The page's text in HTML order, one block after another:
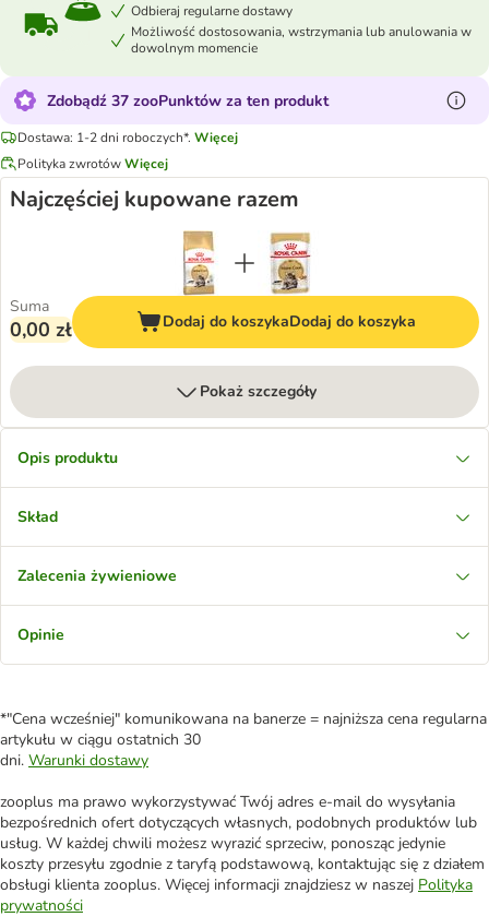
Odbieraj regularne dostawy
Możliwość dostosowania, wstrzymania lub anulowania w
dowolnym momencie
Zdobądź 37 zooPunktów za ten produkt
Dostawa: 1-2 dni roboczych*. Więcej
Polityka zwrotówWięcej
Najczęściej kupowane razem
Suma
0,00 zł Dodaj do koszykaDodaj do koszyka
Pokaż szczegóły
Opis produktu
Skład
Zalecenia żywieniowe
Opinie
*"Cena wcześniej" komunikowana na banerze = najniższa cena regularna
artykułu w ciągu ostatnich 30
dni. Warunki dostawy
zooplus ma prawo wykorzystywać Twój adres e-mail do wysyłania
bezpośrednich ofert dotyczących własnych, podobnych produktów lub
usług. W każdej chwili możesz wyrazić sprzeciw, ponosząc jedynie
koszty przesyłu zgodnie z taryfą podstawową, kontaktując się z działem
obsługi klienta zooplus. Więcej informacji znajdziesz w naszej Polityka
prywatności